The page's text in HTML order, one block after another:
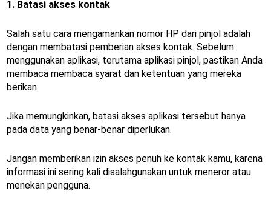
1. Batasi akses kontak
Salah satu cara mengamankan nomor HP dari pinjol adalah
dengan membatasi pemberian akses kontak. Sebelum
menggunakan aplikasi, terutama aplikasi pinjol, pastikan Anda
membaca membaca syarat dan ketentuan yang mereka
berikan.
Jika memungkinkan, batasi akses aplikasi tersebut hanya
pada data yang benar-benar diperlukan.
Jangan memberikan izin akses penuh ke kontak kamu, karena
informasi ini sering kali disalahgunakan untuk meneror atau
menekan pengguna.